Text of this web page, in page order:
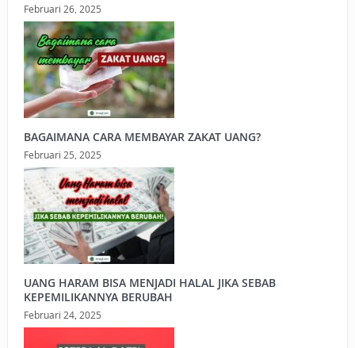
Februari 26, 2025
BAGAIMANA CARA MEMBAYAR ZAKAT UANG?
Februari 25, 2025
UANG HARAM BISA MENJADI HALAL JIKA SEBAB
KEPEMILIKANNYA BERUBAH
Februari 24, 2025